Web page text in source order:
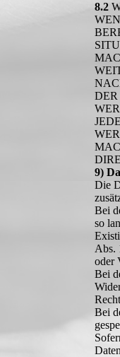
8.2
9)
Die
Bei
so
Abs.
oder
Bei
Bei